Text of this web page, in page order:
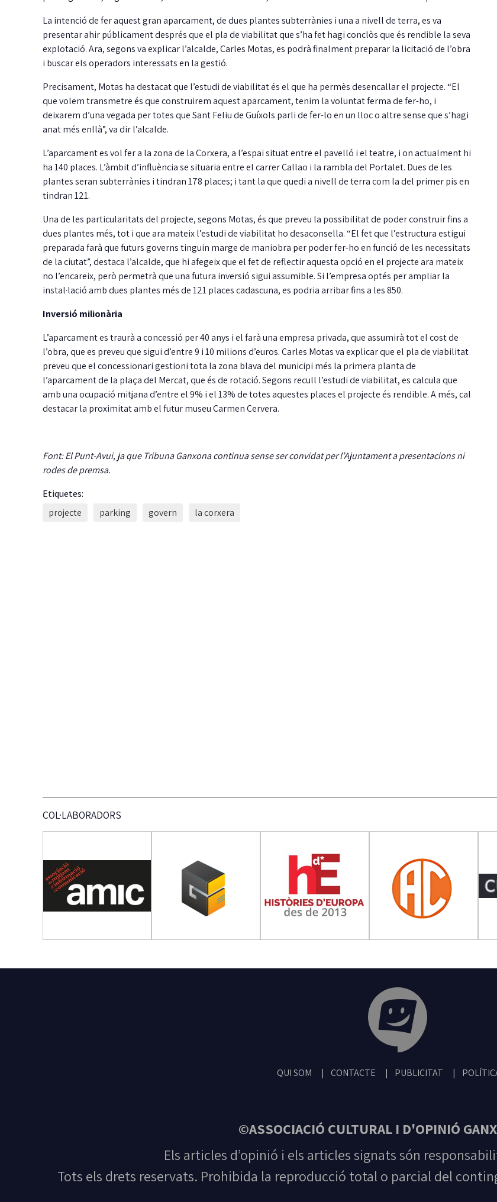
La intenció de fer aquest gran aparcament, de dues plantes subterrànies i una a nivell de terra, es va
presentar ahir públicament després que el pla de viabilitat que s’ha fet hagi conclòs que és rendible la seva
explotació. Ara, segons va explicar l’alcalde, Carles Motas, es podrà finalment preparar la licitació de l’obra
i buscar els operadors interessats en la gestió.
Precisament, Motas ha destacat que l’estudi de viabilitat és el que ha permès desencallar el projecte. “El
que volem transmetre és que construirem aquest aparcament, tenim la voluntat ferma de fer-ho, i
deixarem d’una vegada per totes que Sant Feliu de Guíxols parli de fer-lo en un lloc o altre sense que s’hagi
anat més enllà”, va dir l’alcalde.
L’aparcament es vol fer a la zona de la Corxera, a l’espai situat entre el pavelló i el teatre, i on actualment hi
ha 140 places. L’àmbit d’influència se situaria entre el carrer Callao i la rambla del Portalet. Dues de les
plantes seran subterrànies i tindran 178 places; i tant la que quedi a nivell de terra com la del primer pis en
tindran 121.
Una de les particularitats del projecte, segons Motas, és que preveu la possibilitat de poder construir fins a
dues plantes més, tot i que ara mateix l’estudi de viabilitat ho desaconsella. “El fet que l’estructura estigui
preparada farà que futurs governs tinguin marge de maniobra per poder fer-ho en funció de les necessitats
de la ciutat”, destaca l’alcalde, que hi afegeix que el fet de reflectir aquesta opció en el projecte ara mateix
no l’encareix, però permetrà que una futura inversió sigui assumible. Si l’empresa optés per ampliar la
instal·lació amb dues plantes més de 121 places cadascuna, es podria arribar fins a les 850.
Inversió milionària
L’aparcament es traurà a concessió per 40 anys i el farà una empresa privada, que assumirà tot el cost de
l’obra, que es preveu que sigui d’entre 9 i 10 milions d’euros. Carles Motas va explicar que el pla de viabilitat
preveu que el concessionari gestioni tota la zona blava del municipi més la primera planta de
l’aparcament de la plaça del Mercat, que és de rotació. Segons recull l’estudi de viabilitat, es calcula que
amb una ocupació mitjana d’entre el 9% i el 13% de totes aquestes places el projecte és rendible. A més, cal
destacar la proximitat amb el futur museu Carmen Cervera.
Font: El Punt-Avui, ja que Tribuna Ganxona continua sense ser convidat per l’Ajuntament a presentacions ni
rodes de premsa.
Etiquetes:
projecte
parking govern la corxera
La Taula de
coordinació
Guíxols des del Carrer
COL·LABORADORS
QUI SOM CONTACTE PUBLICITAT
©ASSOCIACIÓ CULTURAL I D'OPINIÓ
Els articles d’opinió i els articles signats són
Tots els drets reservats. Prohibida la reproducció total o parcial del